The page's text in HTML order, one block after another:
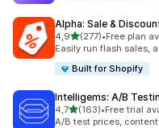
Alpha: Sale &
4,9/ 5 tähteä
(277)
277 arvostelua
•Free plan
Easily run flash sales,
Built for Shopify
Intelligems: A/B
4,7/ 5 tähteä
(163)
163 arvostelua
•Free trial
A/B test prices,